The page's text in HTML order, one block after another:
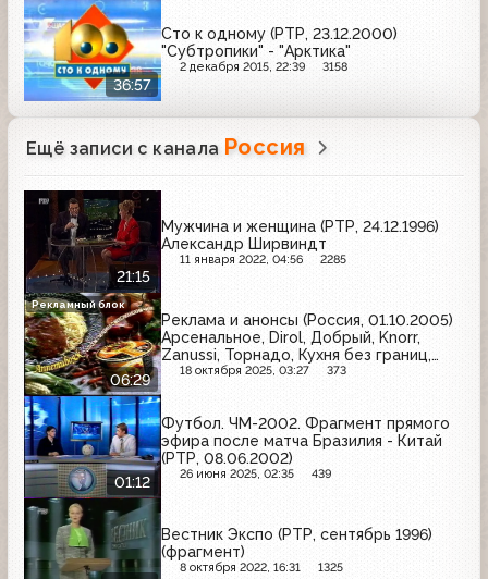
36:57
Сто к одному (РТР, 23.12.2000)
"Субтропики" - "Арктика"
2 декабря 2015, 22:39 3158
Ещё записи с канала Россия
21:15
Мужчина и женщина (РТР, 24.12.1996)
Александр Ширвиндт
11 января 2022, 04:56 2285
06:29
Реклама и анонсы (Россия, 01.10.2005)
Арсенальное, Dirol, Добрый, Knorr,
Zanussi, Торнадо, Кухня без границ,
Майский чай, Colgate, Мастерица, Akai,
18 октября 2025, 03:27 373
Рекламный блок
01:12
Футбол. ЧМ-2002. Фрагмент прямого
эфира после матча Бразилия - Китай
(РТР, 08.06.2002)
26 июня 2025, 02:35 439
Вестник Экспо (РТР, сентябрь 1996)
(фрагмент)
8 октября 2022, 16:31 1325